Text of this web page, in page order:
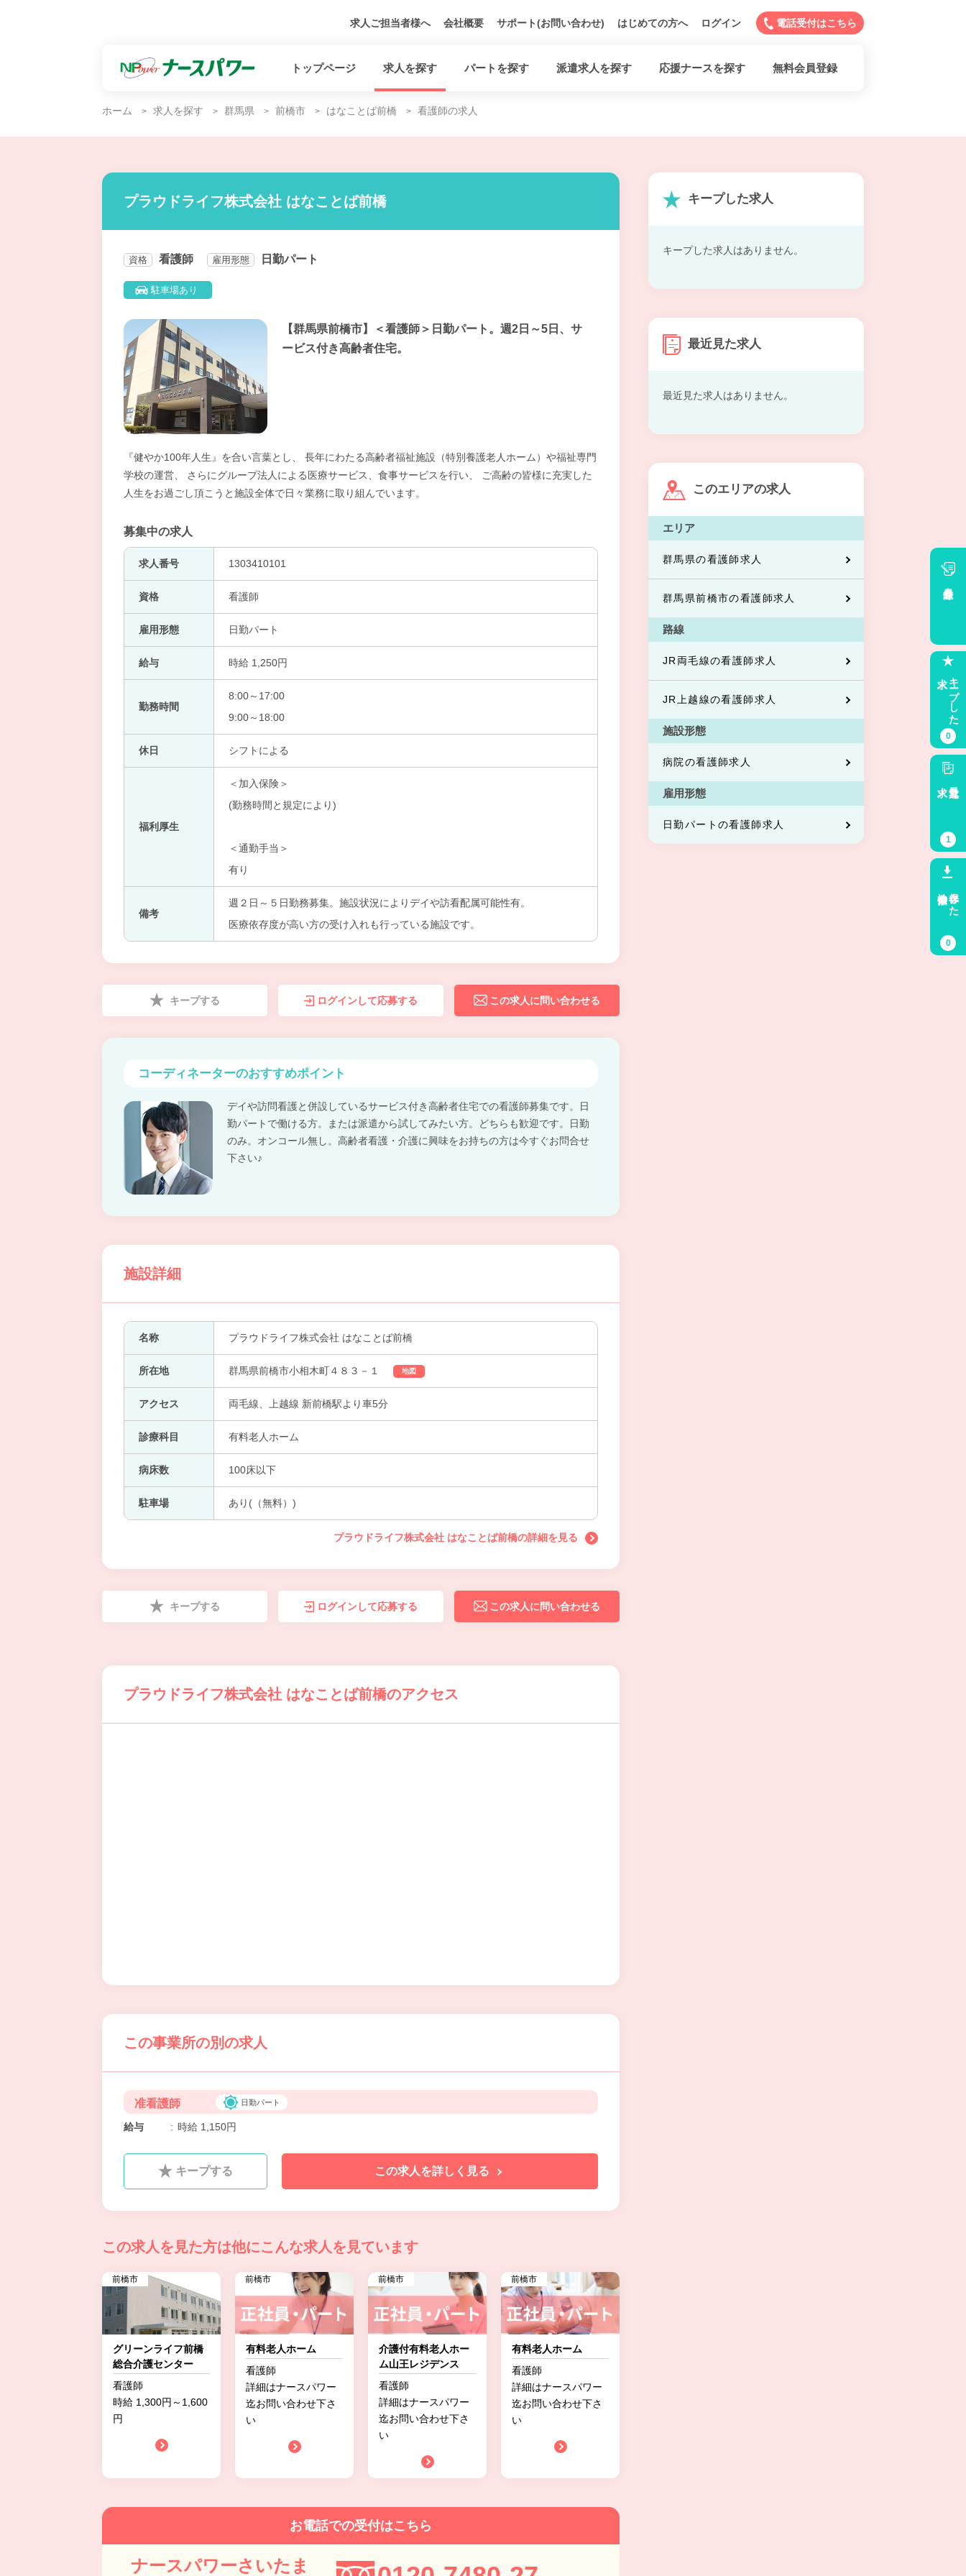
求人ご担当者様へ 会社概要 サポート(お問い合わせ) はじめての方へ ログイン 電話受付はこちら
トップページ 求人を探す パートを探す 派遣求人を探す 応援ナースを探す 無料会員登録
ホーム 求人を探す 群馬県 前橋市 はなことば前橋 看護師の求人
プラウドライフ株式会社 はなことば前橋
資格 看護師 雇用形態 日勤パート
駐車場あり
【群馬県前橋市】＜看護師＞日勤パート。週2日～5日、サ
ービス付き高齢者住宅。
『健やか100年人生』を合い言葉とし、 長年にわたる高齢者福祉施設（特別養護老人ホーム）や福祉専門
学校の運営、 さらにグループ法人による医療サービス、食事サービスを行い、 ご高齢の皆様に充実した
人生をお過ごし頂こうと施設全体で日々業務に取り組んでいます。
募集中の求人
求人番号 1303410101
資格 看護師
雇用形態 日勤パート
給与 時給 1,250円
勤務時間
8:00～17:00
9:00～18:00
休日 シフトによる
福利厚生
＜加入保険＞
(勤務時間と規定により)
＜通勤手当＞
有り
備考
週２日～５日勤務募集。施設状況によりデイや訪看配属可能性有。
医療依存度が高い方の受け入れも行っている施設です。
キープする ログインして応募する この求人に問い合わせる
コーディネーターのおすすめポイント
デイや訪問看護と併設しているサービス付き高齢者住宅での看護師募集です。日
勤パートで働ける方。または派遣から試してみたい方。どちらも歓迎です。日勤
のみ。オンコール無し。高齢者看護・介護に興味をお持ちの方は今すぐお問合せ
下さい♪
施設詳細
名称 プラウドライフ株式会社 はなことば前橋
所在地 群馬県前橋市小相木町４８３－１ 地図
アクセス 両毛線、上越線 新前橋駅より車5分
診療科目 有料老人ホーム
病床数 100床以下
駐車場 あり(（無料）)
プラウドライフ株式会社 はなことば前橋の詳細を見る
キープする ログインして応募する この求人に問い合わせる
プラウドライフ株式会社 はなことば前橋のアクセス
この事業所の別の求人
准看護師 日勤パート
給与 : 時給 1,150円
キープする この求人を詳しく見る
この求人を見た方は他にこんな求人を見ています
前橋市
グリーンライフ前橋
総合介護センター
看護師
時給 1,300円～1,600
円
前橋市
有料老人ホーム
看護師
詳細はナースパワー
迄お問い合わせ下さ
い
前橋市
介護付有料老人ホー
ム山王レジデンス
看護師
詳細はナースパワー
迄お問い合わせ下さ
い
前橋市
有料老人ホーム
看護師
詳細はナースパワー
迄お問い合わせ下さ
い
お電話での受付はこちら
ナースパワーさいたま
キープした求人
キープした求人はありません。
最近見た求人
最近見た求人はありません。
このエリアの求人
エリア
群馬県の看護師求人
群馬県前橋市の看護師求人
路線
JR両毛線の看護師求人
JR上越線の看護師求人
施設形態
病院の看護師求人
雇用形態
日勤パートの看護師求人
キープした
0
最近見た
1
保存した
0